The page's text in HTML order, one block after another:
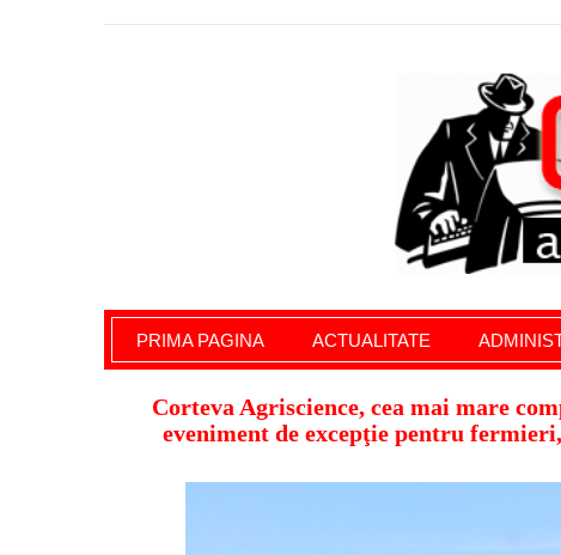
Giurgiu Pe Surse – actualitate giurgiu,
PRIMA PAGINA ACTUALITATE
Corteva Agriscience, cea mai mare
eveniment de excepţie pentru